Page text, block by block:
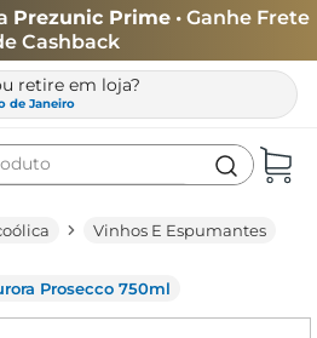
Prezunic Prime • Ganhe Frete
Cashback
retire em loja?
de Janeiro
Vinhos E Espumantes
Prosecco 750ml